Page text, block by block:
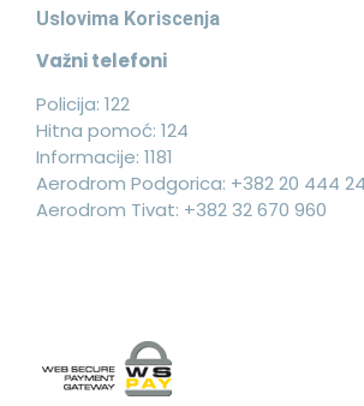
Uslovima Koriscenja
Važni telefoni
Policija: 122
Hitna pomoć: 124
Informacije: 1181
Aerodrom Podgorica: +382 20 444
Aerodrom Tivat: +382 32 670 960